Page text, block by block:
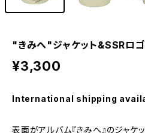
"きみへ"ジャケット&SSRロ
¥3,300
International shipping
表面がアルバム『きみへ』のジャケ